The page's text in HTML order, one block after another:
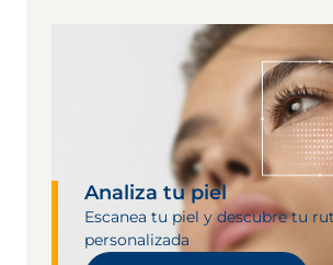
Analiza tu piel
Escanea tu piel y descubre tu
personalizada